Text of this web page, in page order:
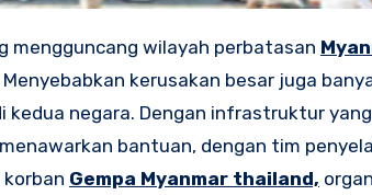
mengguncang wilayah perbatasan
kerusakan besar juga
negara. Dengan infrastruktur
bantuan, dengan tim
Gempa Myanmar thailand,